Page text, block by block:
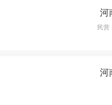
民营